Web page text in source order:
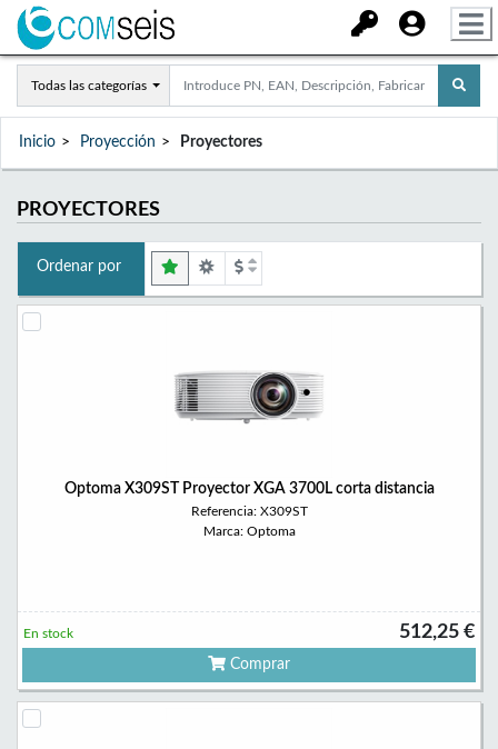
Todas las categorías
Inicio Proyección Proyectores
PROYECTORES
Ordenar por
Optoma X309ST Proyector XGA 3700L corta distancia
Referencia: X309ST
Marca: Optoma
512,25 €
En stock
Comprar